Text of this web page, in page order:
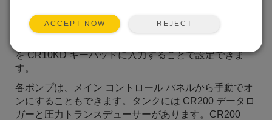
ーパッドが配置されています。市営水道マスターは、
タンク内の水位に基づいて各ポンプのオン/オフのタイ
を CR10KD キーパッドに入力することで設定できま
す。
各ポンプは、メイン コントロール パネルから手動でオ
ンにすることもできます。タンクには CR200 データロ
ガーと圧力トランスデューサーがあります。CR200
ACCEPT NOW REJECT